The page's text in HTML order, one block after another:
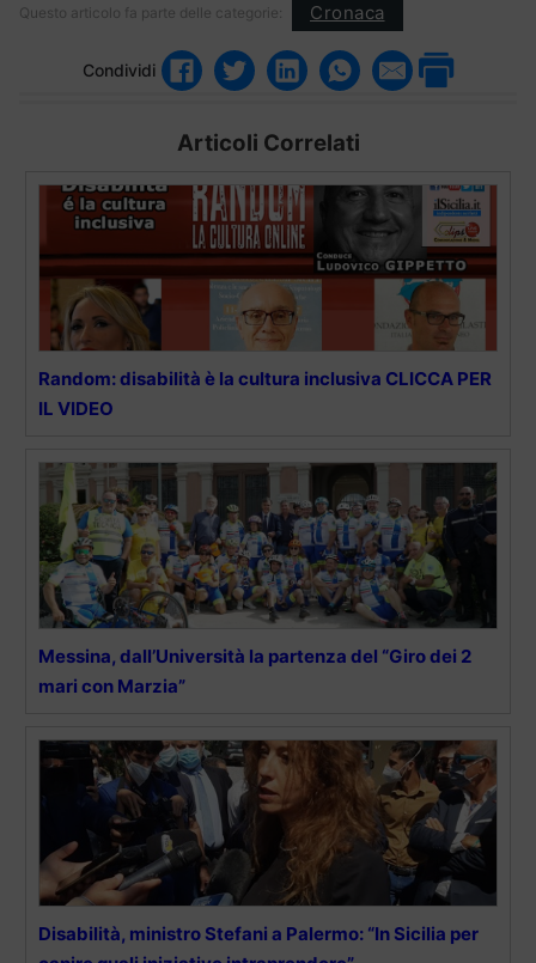
Questo articolo fa parte delle categorie: Cronaca
Condividi
Articoli Correlati
Random: disabilità è la cultura inclusiva CLICCA PER
IL VIDEO
Messina, dall’Università la partenza del “Giro dei 2
mari con Marzia”
Disabilità, ministro Stefani a Palermo: “In Sicilia per